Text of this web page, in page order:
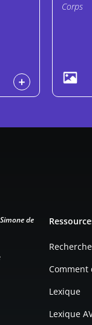
Corps
de
Recherche
Comment
Lexique
Lexique